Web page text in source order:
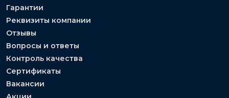
Гарантии
Реквизиты компании
Отзывы
Вопросы и ответы
Контроль качества
Сертификаты
Вакансии